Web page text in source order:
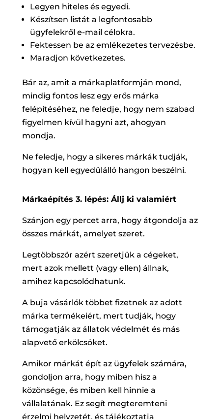
Legyen hiteles és egyedi.
Készítsen listát a legfontosabb
ügyfelekről e-mail célokra.
Fektessen be az emlékezetes tervezésbe.
Maradjon következetes.
Bár az, amit a márkaplatformján mond,
mindig fontos lesz egy erős márka
felépítéséhez, ne feledje, hogy nem szabad
figyelmen kívül hagyni azt, ahogyan
mondja.
Ne feledje, hogy a sikeres márkák tudják,
hogyan kell egyedülálló hangon beszélni.
Márkaépítés 3. lépés: Állj ki valamiért
Szánjon egy percet arra, hogy átgondolja az
összes márkát, amelyet szeret.
Legtöbbször azért szeretjük a cégeket,
mert azok mellett (vagy ellen) állnak,
amihez kapcsolódhatunk.
A buja vásárlók többet fizetnek az adott
márka termékeiért, mert tudják, hogy
támogatják az állatok védelmét és más
alapvető erkölcsöket.
Amikor márkát épít az ügyfelek számára,
gondoljon arra, hogy miben hisz a
közönsége, és miben kell hinnie a
vállalatának. Ez segít megteremteni
érzelmi helyzetét, és tájékoztatja